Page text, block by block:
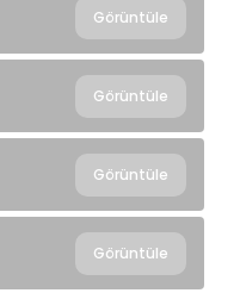
Görüntüle
Görüntüle
Görüntüle
Görüntüle